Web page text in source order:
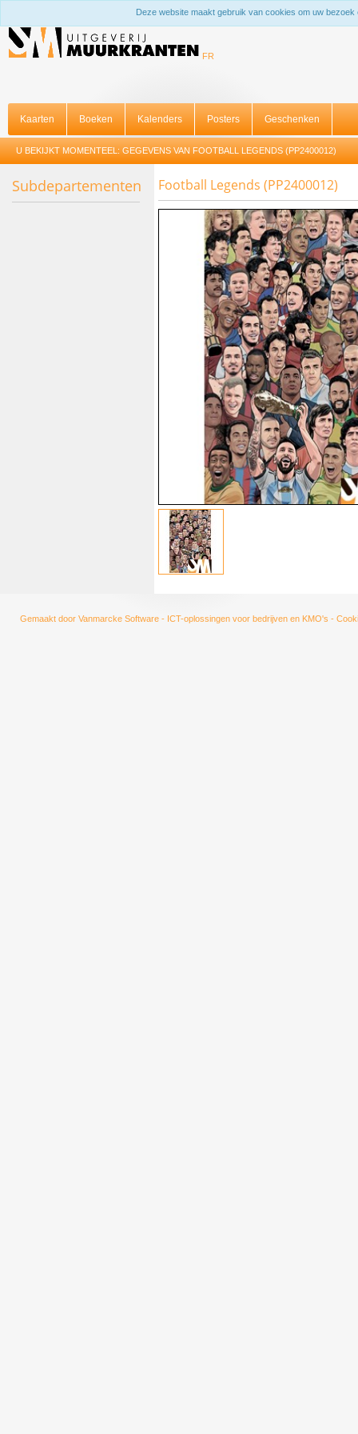
Deze website maakt gebruik van cookies om uw
FR
Kaarten Boeken Kalenders Posters Geschenken
U BEKIJKT MOMENTEEL: GEGEVENS VAN FOOTBALL LEGENDS (PP2400012)
Subdepartementen Football Legends (PP2400012)
Gemaakt door Vanmarcke Software - ICT-oplossingen voor bedrijven en KMO's -